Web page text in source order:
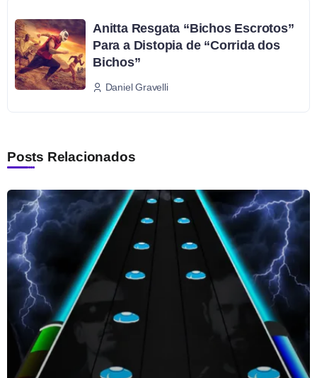
Anitta Resgata “Bichos Escrotos”
Para a Distopia de “Corrida dos
Bichos”
Daniel Gravelli
Posts Relacionados